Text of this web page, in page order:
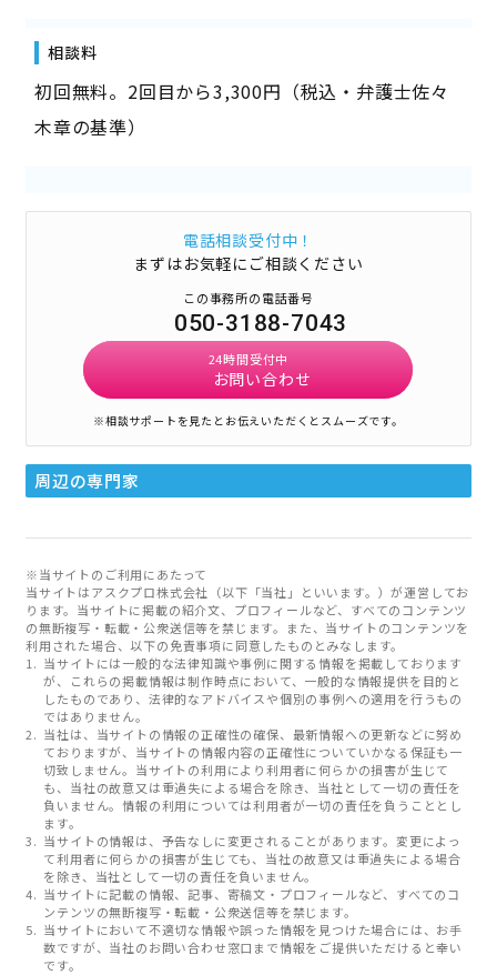
相談料
初回無料。2回目から3,300円（税込・弁護士佐々
木章の基準）
電話相談受付中！
まずはお気軽にご相談ください
この事務所の電話番号
050-3188-7043
24時間受付中
お問い合わせ
※相談サポートを見たとお伝えいただくとスムーズです。
周辺の専門家
※当サイトのご利用にあたって
当サイトはアスクプロ株式会社（以下「当社」といいます。）が運営してお
ります。当サイトに掲載の紹介文、プロフィールなど、すべてのコンテンツ
の無断複写・転載・公衆送信等を禁じます。また、当サイトのコンテンツを
利用された場合、以下の免責事項に同意したものとみなします。
当サイトには一般的な法律知識や事例に関する情報を掲載しております
が、これらの掲載情報は制作時点において、一般的な情報提供を目的と
したものであり、法律的なアドバイスや個別の事例への適用を行うもの
ではありません。
当社は、当サイトの情報の正確性の確保、最新情報への更新などに努め
ておりますが、当サイトの情報内容の正確性についていかなる保証も一
切致しません。当サイトの利用により利用者に何らかの損害が生じて
も、当社の故意又は重過失による場合を除き、当社として一切の責任を
負いません。情報の利用については利用者が一切の責任を負うこととし
ます。
当サイトの情報は、予告なしに変更されることがあります。変更によっ
て利用者に何らかの損害が生じても、当社の故意又は重過失による場合
を除き、当社として一切の責任を負いません。
当サイトに記載の情報、記事、寄稿文・プロフィールなど、すべてのコ
ンテンツの無断複写・転載・公衆送信等を禁じます。
当サイトにおいて不適切な情報や誤った情報を見つけた場合には、お手
数ですが、当社のお問い合わせ窓口まで情報をご提供いただけると幸い
です。